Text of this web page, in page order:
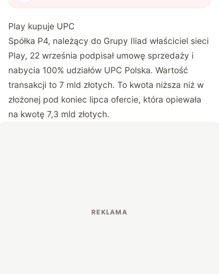
Play kupuje UPC
Spółka P4, należący do Grupy Iliad właściciel sieci
Play, 22 września podpisał umowę sprzedaży i
nabycia 100% udziałów UPC Polska. Wartość
transakcji to 7 mld złotych. To kwota niższa niżw
złożonej pod koniec lipca ofercie, która opiewała
na kwotę 7,3 mld złotych.